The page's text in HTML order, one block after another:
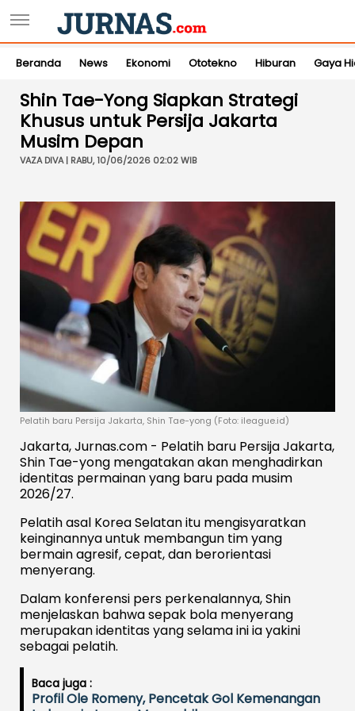
Beranda News Ekonomi Ototekno Hiburan Gaya
Shin Tae-Yong Siapkan Strategi
Khusus untuk Persija Jakarta
Musim Depan
VAZA DIVA | RABU, 10/06/2026 02:02 WIB
Pelatih baru Persija Jakarta, Shin Tae-yong (Foto: ileague.id)
Jakarta, Jurnas.com - Pelatih baru Persija Jakarta,
Shin Tae-yong mengatakan akan menghadirkan
identitas permainan yang baru pada musim
2026/27.
Pelatih asal Korea Selatan itu mengisyaratkan
keinginannya untuk membangun tim yang
bermain agresif, cepat, dan berorientasi
menyerang.
Dalam konferensi pers perkenalannya, Shin
menjelaskan bahwa sepak bola menyerang
merupakan identitas yang selama ini ia yakini
sebagai pelatih.
Baca juga :
Profil Ole Romeny, Pencetak Gol Kemenangan